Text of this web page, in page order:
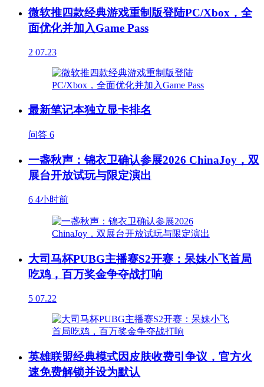
微软推四款经典游戏重制版登陆PC/Xbox，全
面优化并加入Game Pass
2 07.23
最新笔记本独立显卡排名
问答 6
一盏秋声：锦衣卫确认参展2026 ChinaJoy，双
展台开放试玩与限定演出
6 4小时前
大司马杯PUBG主播赛S2开赛：呆妹小飞首局
吃鸡，百万奖金争夺战打响
5 07.22
英雄联盟经典模式因皮肤收费引争议，官方火
速免费解锁并设为默认